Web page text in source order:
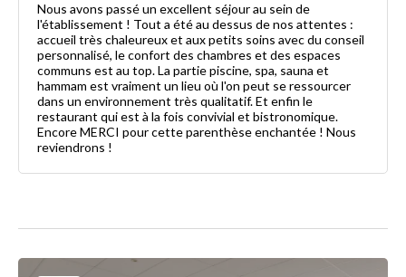
Nous avons passé un excellent séjour au sein de
l'établissement ! Tout a été au dessus de nos attentes :
accueil très chaleureux et aux petits soins avec du conseil
personnalisé, le confort des chambres et des espaces
communs est au top. La partie piscine, spa, sauna et
hammam est vraiment un lieu où l'on peut se ressourcer
dans un environnement très qualitatif. Et enfin le
restaurant qui est à la fois convivial et bistronomique.
Encore MERCI pour cette parenthèse enchantée ! Nous
reviendrons !